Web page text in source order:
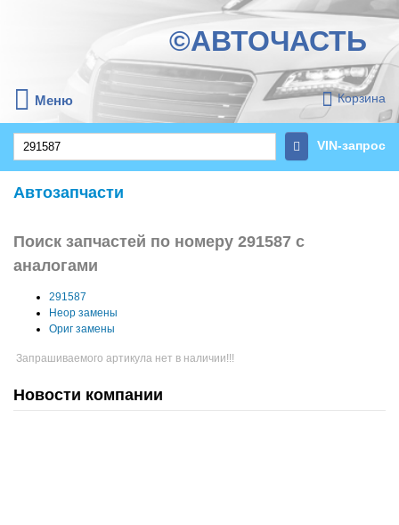
©АВТОЧАСТЬ
Меню Корзина
VIN-запрос
Автозапчасти
Поиск запчастей по номеру 291587 с
аналогами
291587
Неор замены
Ориг замены
Запрашиваемого артикула нет в наличии!!!
Новости компании